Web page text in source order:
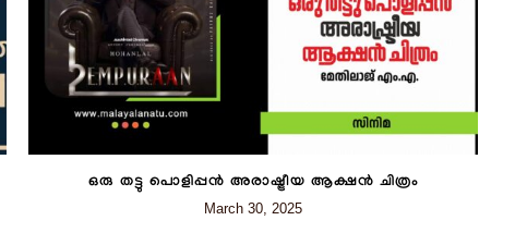
ഒരു തട്ടു പൊളിപ്പൻ അരാഷ്ട്രീയ ആക്ഷൻ ചിത്രം
March 30, 2025